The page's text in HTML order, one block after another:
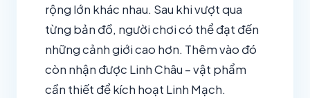
rộng lớn khác nhau. Sau khi vượt qua
từng bản đồ, người chơi có thể đạt đến
những cảnh giới cao hơn. Thêm vào đó
còn nhận được Linh Châu – vật phẩm
cần thiết để kích hoạt Linh Mạch.